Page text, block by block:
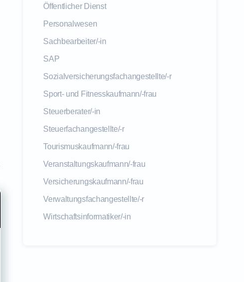
Öffentlicher Dienst
Personalwesen
Sachbearbeiter/-in
SAP
Sozialversicherungsfachangestellte/-r
Sport- und Fitnesskaufmann/-frau
Steuerberater/-in
Steuerfachangestellte/-r
Tourismuskaufmann/-frau
Veranstaltungskaufmann/-frau
Versicherungskaufmann/-frau
Verwaltungsfachangestellte/-r
Wirtschaftsinformatiker/-in